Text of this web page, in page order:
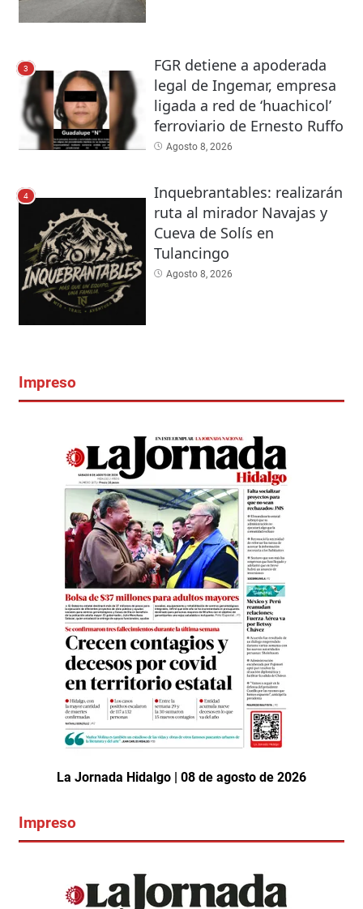
3
FGR detiene a apoderada
legal de Ingemar, empresa
ligada a red de ‘huachicol’
ferroviario de Ernesto Ruffo
Agosto 8, 2026
4
Inquebrantables: realizarán
ruta al mirador Navajas y
Cueva de Solís en
Tulancingo
Agosto 8, 2026
Impreso
La Jornada Hidalgo | 08 de agosto de 2026
Impreso